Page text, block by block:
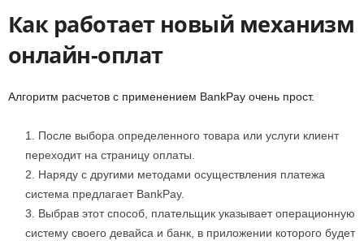
Как работает новый механизм
онлайн-оплат
Алгоритм расчетов с применением BankPay очень прост.
После выбора определенного товара или услуги клиент
переходит на страницу оплаты.
Наряду с другими методами осуществления платежа
система предлагает BankPay.
Выбрав этот способ, плательщик указывает операционную
систему своего девайса и банк, в приложении которого будет